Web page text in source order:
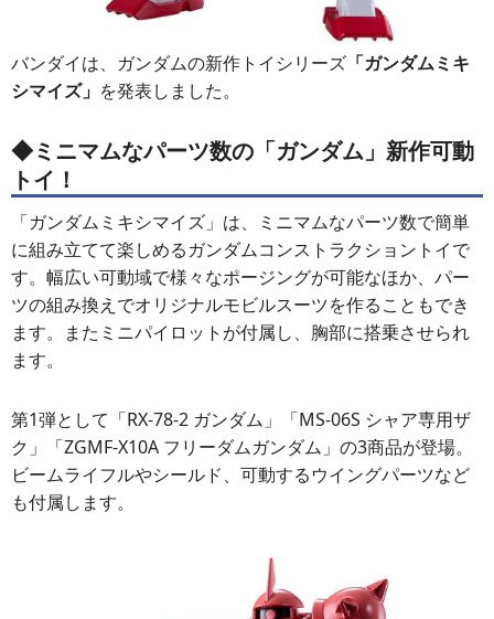
バンダイは、ガンダムの新作トイシリーズ 「ガンダムミキ
シマイズ」 を発表しました。
◆ミニマムなパーツ数の「ガンダム」新作可動
トイ！
「ガンダムミキシマイズ」は、ミニマムなパーツ数で簡単
に組み立てて楽しめるガンダムコンストラクショントイで
す。幅広い可動域で様々なポージングが可能なほか、パー
ツの組み換えでオリジナルモビルスーツを作ることもでき
ます。またミニパイロットが付属し、胸部に搭乗させられ
ます。
第1弾として「RX-78-2 ガンダム」「MS-06S シャア専用ザ
ク」「ZGMF-X10A フリーダムガンダム」の3商品が登場。
ビームライフルやシールド、可動するウイングパーツなど
も付属します。